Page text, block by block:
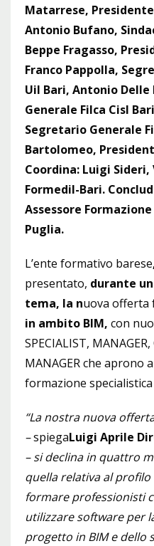
Matarrese,
Antonio Bufano,
Beppe Fragasso,
Franco Pappolla,
Uil Bari, Antonio
Generale Filca Cisl
Segretario Generale
Bartolomeo,
Coordina: Luigi Sideri,
Formedil-Bari.
Assessore
Puglia.
L’ente formativo barese
presentato, durante
tema, la nuova offerta
in ambito BIM, con
SPECIALIST,
MANAGER che
formazione
“La nostra nuova
–spiegaLuigi Aprile
– si declina in quattro
quella relativa al profilo
formare professionisti
utilizzare software per
progetto in BIM e dello